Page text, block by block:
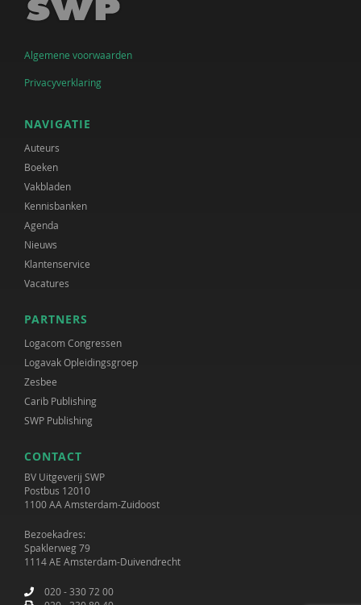
Algemene voorwaarden
Privacyverklaring
NAVIGATIE
Auteurs
Boeken
Vakbladen
Kennisbanken
Agenda
Nieuws
Klantenservice
Vacatures
PARTNERS
Logacom Congressen
Logavak Opleidingsgroep
Zesbee
Carib Publishing
SWP Publishing
CONTACT
BV Uitgeverij SWP
Postbus 12010
1100 AA Amsterdam-Zuidoost
Bezoekadres:
Spaklerweg 79
1114 AE Amsterdam-Duivendrecht
020 - 330 72 00